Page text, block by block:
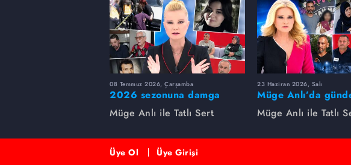
08 Temmuz 2026, Çarşamba
2026 sezonuna damga
vuran 5 Müge Anlı
dosyası...
Müge Anlı ile Tatlı Sert
23 Haziran 2026, Salı
Müge Anlı’da
sarsıldı! Kayıp
aile ihanetleri
Müge Anlı ile Tatlı
Üye Ol Üye Girişi